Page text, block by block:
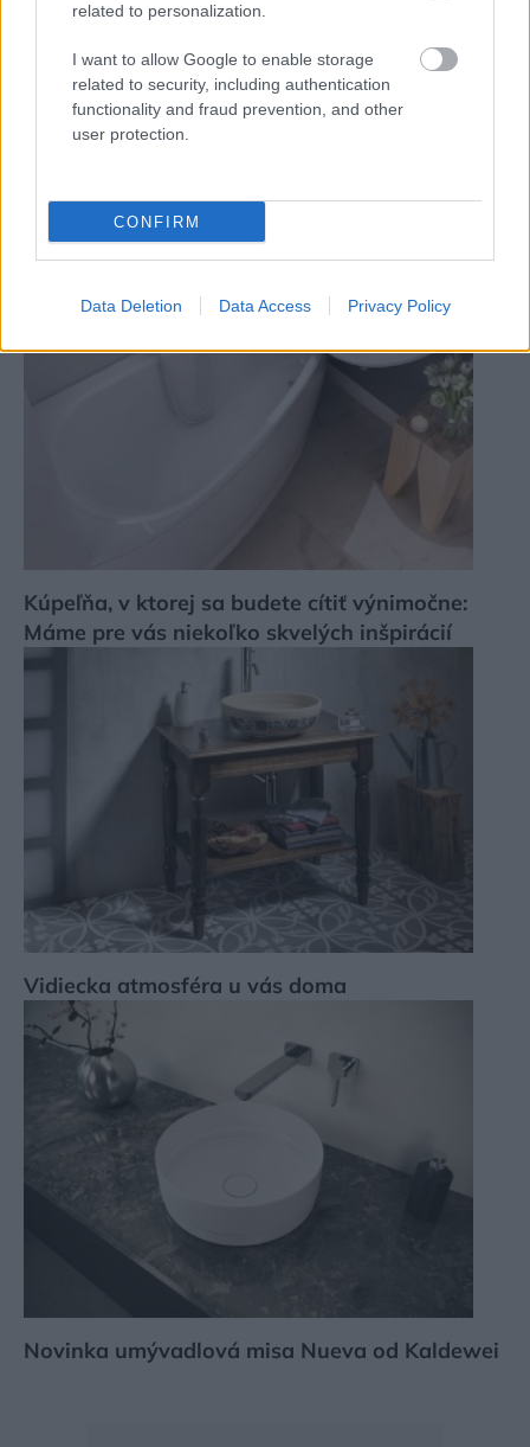
related to personalization.
I want to allow Google to enable storage
related to security, including authentication
functionality and fraud prevention, and other
user protection.
CONFIRM
Data Deletion Data Access Privacy Policy
Zdieľať článok
Kúpeľňa, v ktorej sa budete cítiť výnimočne:
Máme pre vás niekoľko skvelých inšpirácií
Vidiecka atmosféra u vás doma
Novinka umývadlová misa Nueva od Kaldewei